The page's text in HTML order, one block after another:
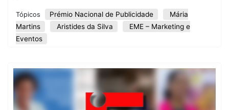
Tópicos Prémio Nacional de Publicidade
Mária
Martins
Aristides da Silva
EME – Marketing e
Eventos